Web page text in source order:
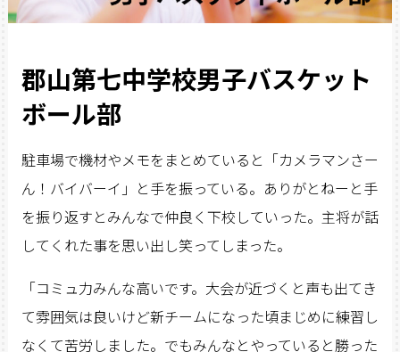
郡山第七中学校男子バスケット
ボール部
駐車場で機材やメモをまとめていると「カメラマンさー
ん！バイバーイ」と手を振っている。ありがとねーと手
を振り返すとみんなで仲良く下校していった。主将が話
してくれた事を思い出し笑ってしまった。
「コミュ力みんな高いです。大会が近づくと声も出てき
て雰囲気は良いけど新チームになった頃まじめに練習し
なくて苦労しました。でもみんなとやっていると勝った